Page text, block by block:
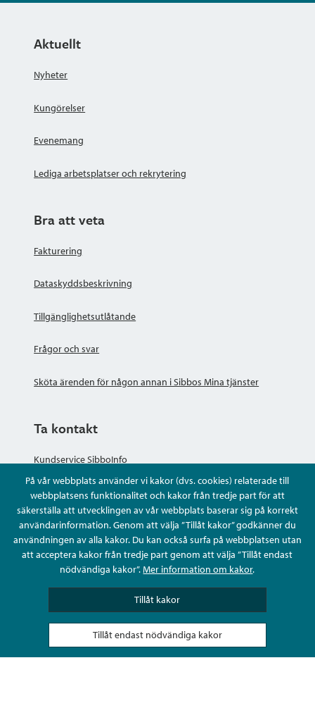
På vår webbplats använder vi kakor (dvs. cookies) relaterade till
webbplatsens funktionalitet och kakor från tredje part för att
säkerställa att utvecklingen av vår webbplats baserar sig på korrekt
användarinformation. Genom att välja ”Tillåt kakor” godkänner du
användningen av alla kakor. Du kan också surfa på webbplatsen utan
att acceptera kakor från tredje part genom att välja ”Tillåt endast
nödvändiga kakor”.Mer information om kakor.
Tillåt kakor
Tillåt endast nödvändiga kakor
Aktuellt
Nyheter
Kungörelser
Evenemang
Lediga arbetsplatser och rekrytering
Bra att veta
Fakturering
Dataskyddsbeskrivning
Tillgänglighetsutlåtande
Frågor och svar
Sköta ärenden för någon annan i Sibbos Mina tjänster
Ta kontakt
Kundservice SibboInfo
Ge anonym respons
Ställ en fråga eller sköta ditt ärende
Kontaktuppgifter